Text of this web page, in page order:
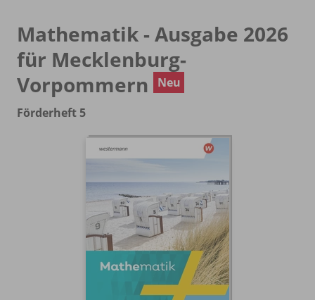
Mathematik - Ausgabe 2026
für Mecklenburg-
Vorpommern
Neu
Förderheft 5